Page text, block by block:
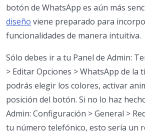
botón de WhatsApp es aún más
diseño viene preparado para
funcionalidades de manera intuitiva.
Sólo debes ir a tu Panel de Admin:
> Editar Opciones > WhatsApp de la
podrás elegir los colores, activar
posición del botón. Si no lo haz
Admin: Configuración > General >
tu número telefónico, esto sería un